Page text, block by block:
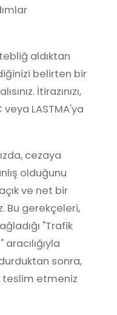
aldıktan
belirten bir
İtirazınızı,
veya LASTMA'ya
cezaya
olduğunu
ve net bir
Bu gerekçeleri,
"Trafik
sonra,
teslim etmeniz